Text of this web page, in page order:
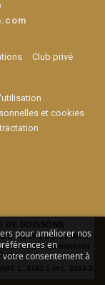
pour améliorer nos
en
consentement à
Club privé
et cookies
DE BOISSONS
MOINS DE 18 ANS
est exigée au moment
L. 3342-1 et L. 3353-3